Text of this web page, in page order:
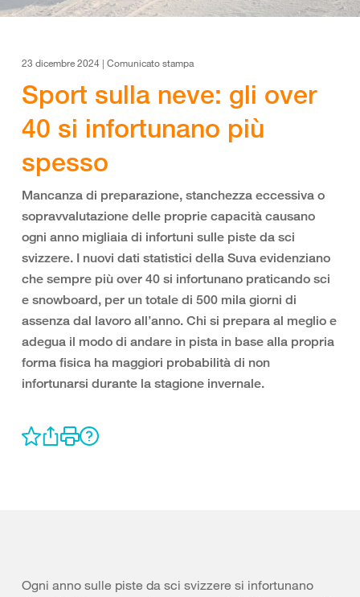
23 dicembre 2024 | Comunicato stampa
Sport sulla neve: gli over
40 si infortunano più
spesso
Mancanza di preparazione, stanchezza eccessiva o
sopravvalutazione delle proprie capacità causano
ogni anno migliaia di infortuni sulle piste da sci
svizzere. I nuovi dati statistici della Suva evidenziano
che sempre più over 40 si infortunano praticando sci
e snowboard, per un totale di 500 mila giorni di
assenza dal lavoro all’anno. Chi si prepara al meglio e
adegua il modo di andare in pista in base alla propria
forma fisica ha maggiori probabilità di non
infortunarsi durante la stagione invernale.
Ogni anno sulle piste da sci svizzere si infortunano